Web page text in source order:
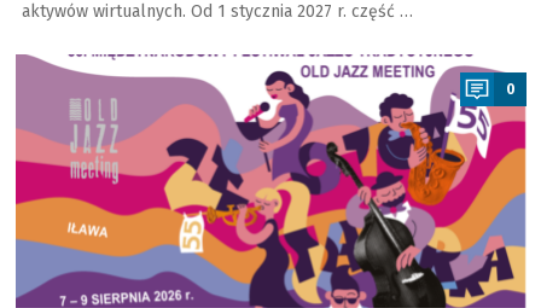
aktywów wirtualnych. Od 1 stycznia 2027 r. część …
a
0